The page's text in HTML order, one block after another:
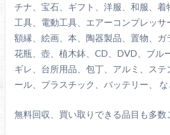
チナ、宝石、ギフト、洋服、和服、着
工具、電動工具、エアーコンプレッサ
額縁、絵画、本、陶器製品、置物、ガ
花瓶、壺、植木鉢、CD、DVD、ブル
ギレ、台所用品、包丁、アルミ、ステ
ール、プラスチック、バッテリー、 な
無料回収、買い取りできる品目も多数